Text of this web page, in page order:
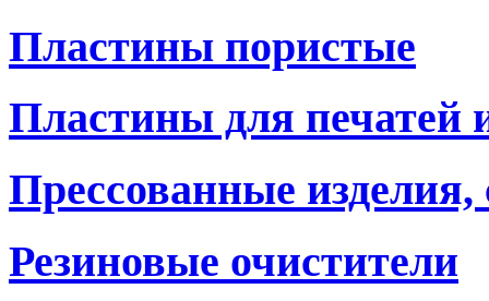
Пластины пористые
Пластины для печатей
Прессованные
Резиновые очистители